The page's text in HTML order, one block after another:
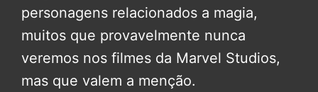
personagens relacionados a magia,
muitos que provavelmente nunca
veremos nos filmes da Marvel Studios,
mas que valem a menção.